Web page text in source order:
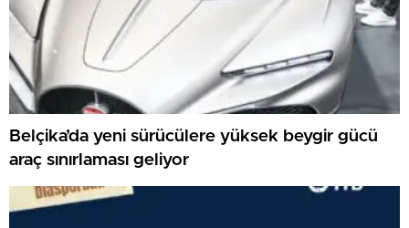
Belçika’da yeni sürücülere yüksek beygir gücü
araç sınırlaması geliyor